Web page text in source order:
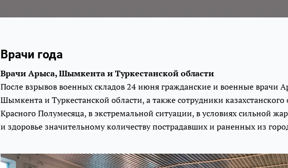
Врачи года
Врачи Арыса, Шымкента и Туркестанской области
После взрывов военных складов 24 июня гражданские и военные врачи
Шымкента и Туркестанской области, а также сотрудники казахстанского
Красного Полумесяца, в экстремальной ситуации, в условиях сильной
и здоровье значительному количеству пострадавших и раненных из